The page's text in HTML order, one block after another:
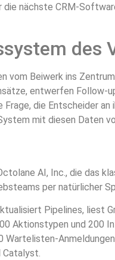
nächste CRM-
des
vom Beiwerk ins
entwerfen Follow-
die Entscheider
mit diesen Daten
AI, Inc., die das
per natürlicher
Pipelines, liest
Aktionstypen und 200
Catalyst.